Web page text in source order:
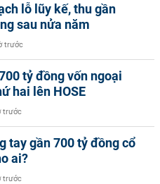
lỗ lũy kế, thu gần
sau nửa năm
trước
tỷ đồng vốn ngoại
hai lên HOSE
trước
tay gần 700 tỷ đồng cổ
ai?
trước